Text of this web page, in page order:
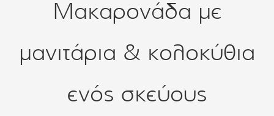
Μακαρονάδα με
μανιτάρια & κολοκύθια
ενός σκεύους